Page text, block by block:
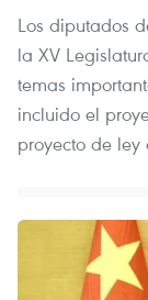
Los diputados
la XV
temas
incluido el
proyecto de